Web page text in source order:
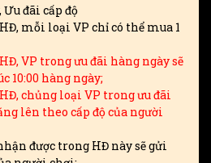
Ưu đãi cấp độ
mỗi loại VP chỉ có thể mua 1
VP trong ưu đãi hàng ngày sẽ
10:00 hàng ngày;
chủng loại VP trong ưu đãi
lên theo cấp độ của người
được trong HĐ này sẽ gửi